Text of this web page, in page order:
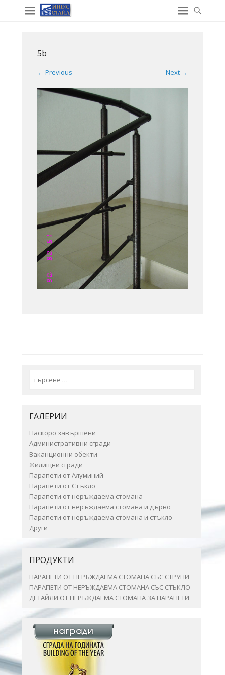
5b
← Previous Next →
ГАЛЕРИИ
Наскоро завършени
Административни сгради
Ваканционни обекти
Жилищни сгради
Парапети от Алуминий
Парапети от Стъкло
Парапети от неръждаема стомана
Парапети от неръждаема стомана и дърво
Парапети от неръждаема стомана и стъкло
Други
ПРОДУКТИ
ПАРАПЕТИ ОТ НЕРЪЖДАЕМА СТОМАНА СЪС СТРУНИ
ПАРАПЕТИ ОТ НЕРЪЖДАЕМА СТОМАНА СЪС СТЪКЛО
ДЕТАЙЛИ ОТ НЕРЪЖДАЕМА СТОМАНА ЗА ПАРАПЕТИ